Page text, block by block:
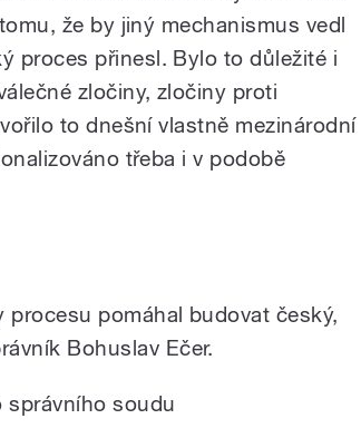
že by jiný mechanismus vedl
proces přinesl. Bylo to důležité i
zločiny, zločiny proti
to dnešní vlastně mezinárodní
třeba i v podobě
pomáhal budovat český,
Bohuslav Ečer.
správního soudu